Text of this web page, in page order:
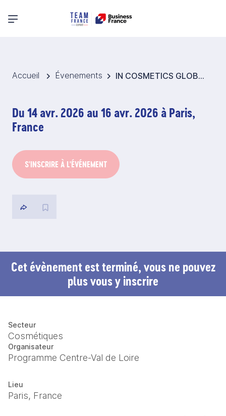
Menu principal
Accueil Évenements IN COSMETICS GLOBAL 2026 - Espace région Centre-Val de Loire sur le Pavillon France
Du 14 avr. 2026 au 16 avr. 2026 à Paris,
France
S'INSCRIRE À L'ÉVÉNEMENT
Cet évènement est terminé, vous ne pouvez
plus vous y inscrire
Secteur
Cosmétiques
Organisateur
Programme Centre-Val de Loire
Lieu
Paris, France